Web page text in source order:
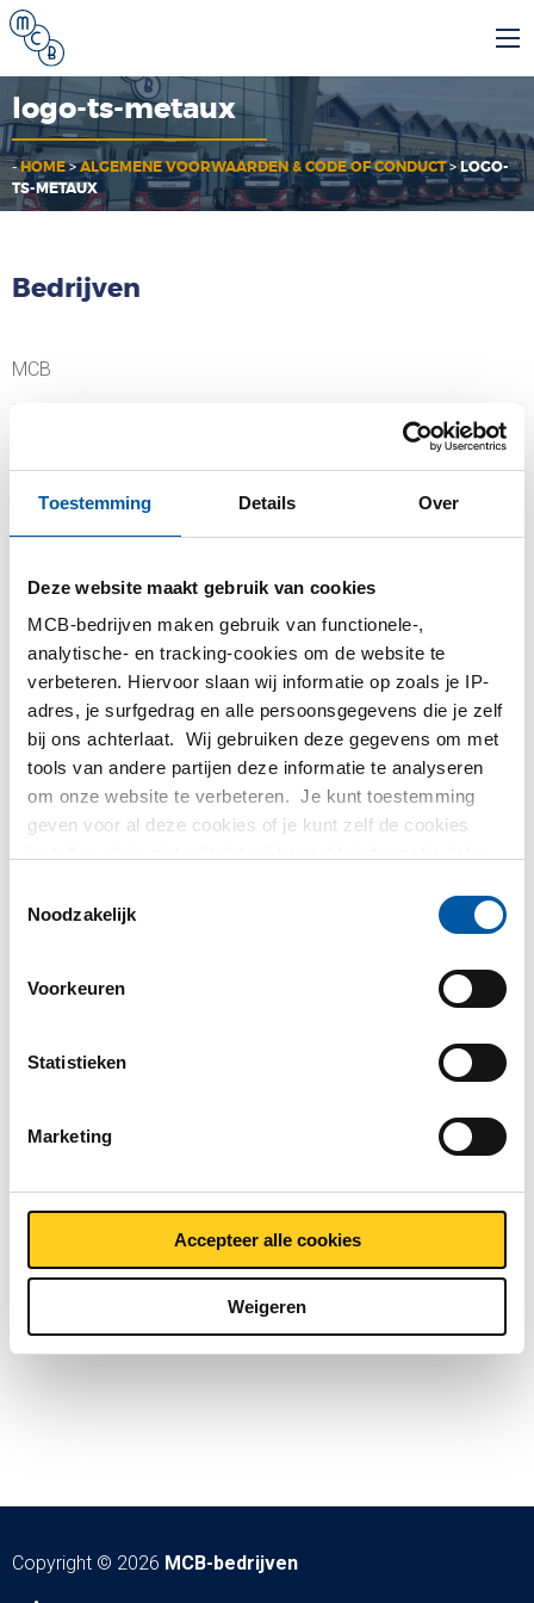
Toestemming Details Over
Deze website maakt gebruik van cookies
MCB-bedrijven maken gebruik van functionele-,
analytische- en tracking-cookies om de website te
verbeteren. Hiervoor slaan wij informatie op zoals je IP-
adres, je surfgedrag en alle persoonsgegevens die je zelf
bij ons achterlaat. Wij gebruiken deze gegevens om met
tools van andere partijen deze informatie te analyseren
om onze website te verbeteren. Je kunt toestemming
geven voor al deze cookies of je kunt zelf de cookies
partijen waarmee wij samenwerken vind je in ons
Noodzakelijk
Voorkeuren
Statistieken
Marketing
Accepteer alle cookies
Weigeren
logo-ts-metaux
-HOME>ALGEMENE VOORWAARDEN & CODE OF CONDUCT>LOGO-
TS-METAUX
Bedrijven
MCB
MCB Direct
Testas
Copyright © 2026 MCB-bedrijven